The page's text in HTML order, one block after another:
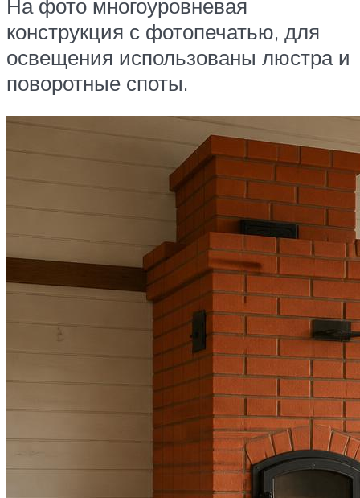
На фото многоуровневая
конструкция с фотопечатью, для
освещения использованы люстра и
поворотные споты.